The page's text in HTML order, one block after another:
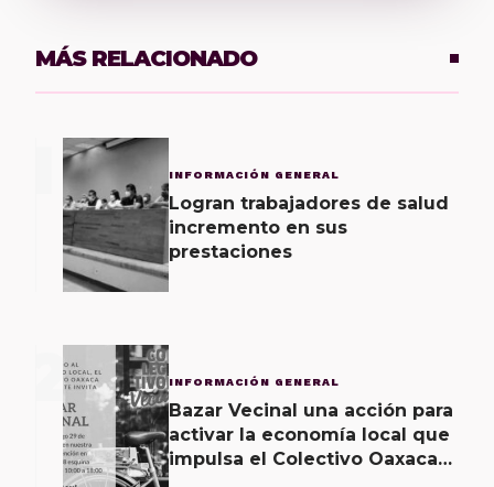
MÁS RELACIONADO
INFORMACIÓN GENERAL
Logran trabajadores de salud
incremento en sus
prestaciones
2 INFORMACIÓN GENERAL
Bazar Vecinal una acción para
activar la economía local que
impulsa el Colectivo Oaxaca